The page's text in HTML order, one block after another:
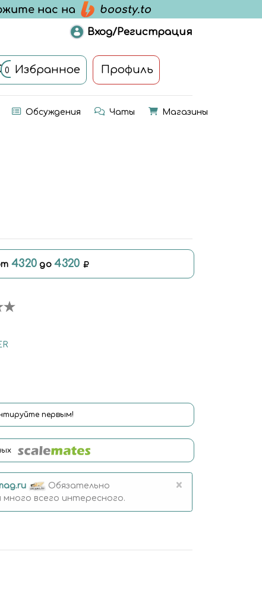
Вход/Регистрация
0 Избранное Профиль
Обсуждения Чаты Магазины
4320 до4320
первым!
Обязательно
всего интересного.
×